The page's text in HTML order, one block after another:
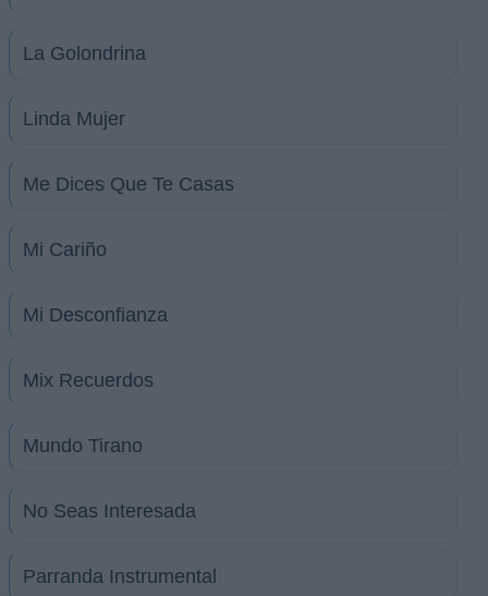
La Golondrina
Linda Mujer
Me Dices Que Te Casas
Mi Cariño
Mi Desconfianza
Mix Recuerdos
Mundo Tirano
No Seas Interesada
Parranda Instrumental